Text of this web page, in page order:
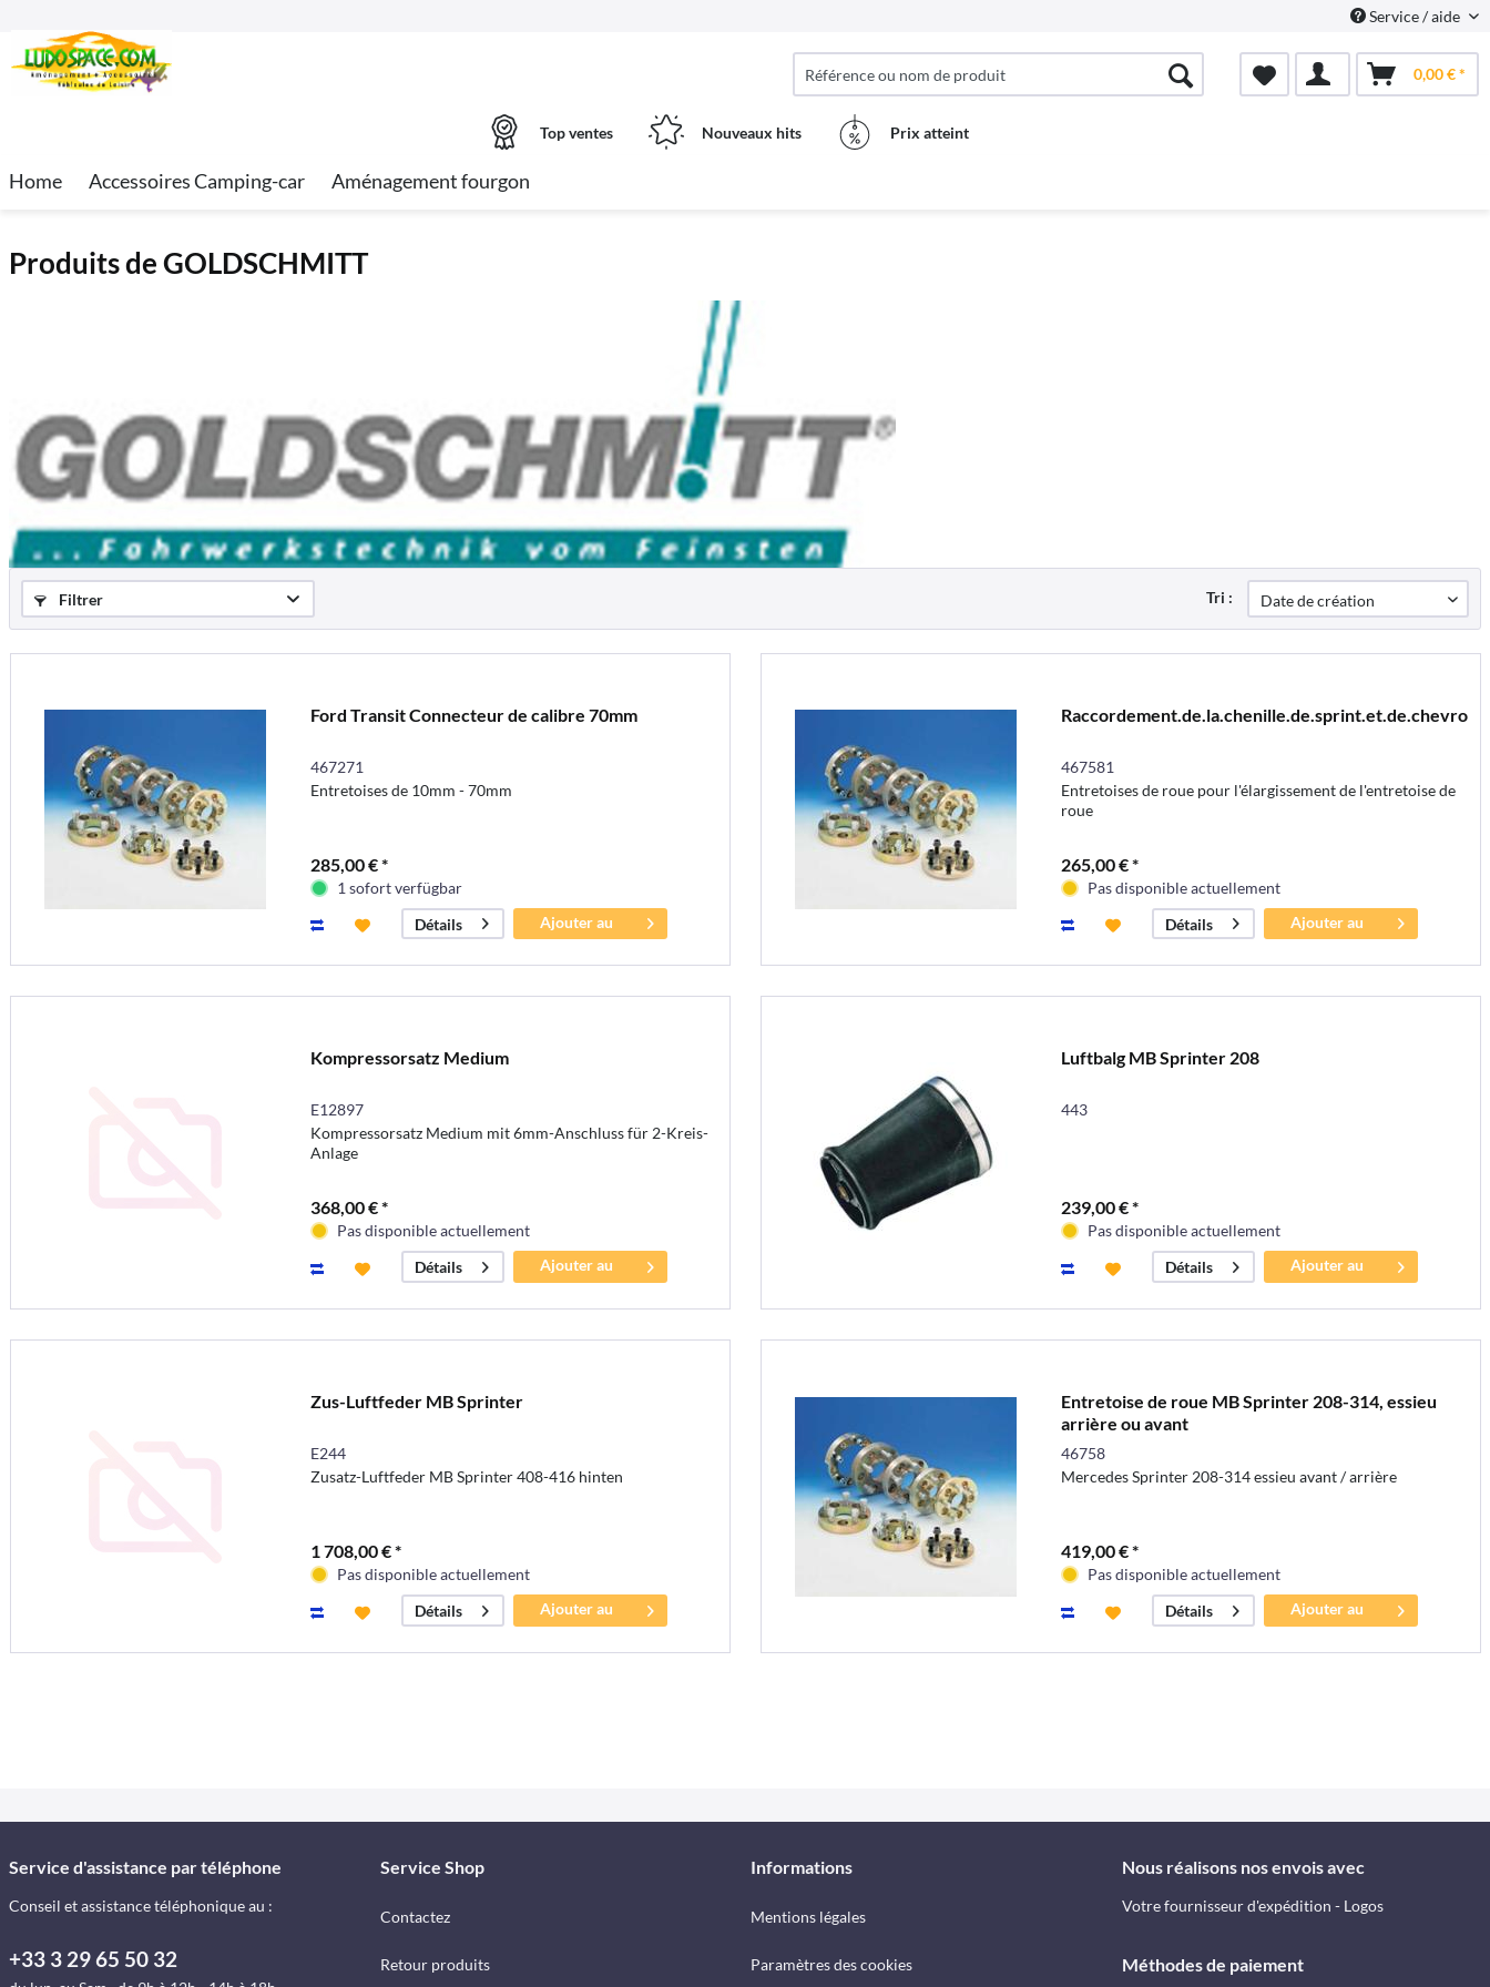
Service / aide
0,00 € *
Top ventes Nouveaux hits Prix ​​atteint
Home Accessoires Camping-car Aménagement fourgon
Produits de GOLDSCHMITT
Filtrer Tri :
Ford Transit Connecteur de calibre 70mm
467271
Entretoises de 10mm - 70mm
285,00 € *
1 sofort verfügbar
Détails
Ajouter au
panier
Raccordement.de.la.chenille.de.sprint.et.de.chevron.
467581
Entretoises de roue pour l'élargissement de l'entretoise de
roue
265,00 € *
Pas disponible actuellement
Détails
Ajouter au
panier
Kompressorsatz Medium
E12897
Kompressorsatz Medium mit 6mm-Anschluss für 2-Kreis-
Anlage
368,00 € *
Pas disponible actuellement
Détails
Ajouter au
panier
Luftbalg MB Sprinter 208
443
239,00 € *
Pas disponible actuellement
Détails
Ajouter au
panier
Zus-Luftfeder MB Sprinter
E244
Zusatz-Luftfeder MB Sprinter 408-416 hinten
1 708,00 € *
Pas disponible actuellement
Détails
Ajouter au
panier
Entretoise de roue MB Sprinter 208-314, essieu
arrière ou avant
46758
Mercedes Sprinter 208-314 essieu avant / arrière
419,00 € *
Pas disponible actuellement
Détails
Ajouter au
panier
Service d'assistance par téléphone
Conseil et assistance téléphonique au :
+33 3 29 65 50 32
Service Shop
Contactez
Retour produits
Informations
Mentions légales
Paramètres des cookies
Nous réalisons nos envois avec
Votre fournisseur d'expédition - Logos
Méthodes de paiement